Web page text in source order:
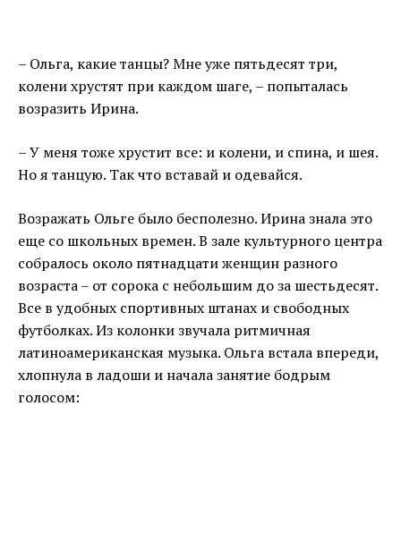
– Ольга, какие танцы? Мне уже пятьдесят три,
колени хрустят при каждом шаге, – попыталась
возразить Ирина.
– У меня тоже хрустит все: и колени, и спина, и шея.
Но я танцую. Так что вставай и одевайся.
Возражать Ольге было бесполезно. Ирина знала это
еще со школьных времен. В зале культурного центра
собралось около пятнадцати женщин разного
возраста – от сорока с небольшим до за шестьдесят.
Все в удобных спортивных штанах и свободных
футболках. Из колонки звучала ритмичная
латиноамериканская музыка. Ольга встала впереди,
хлопнула в ладоши и начала занятие бодрым
голосом: